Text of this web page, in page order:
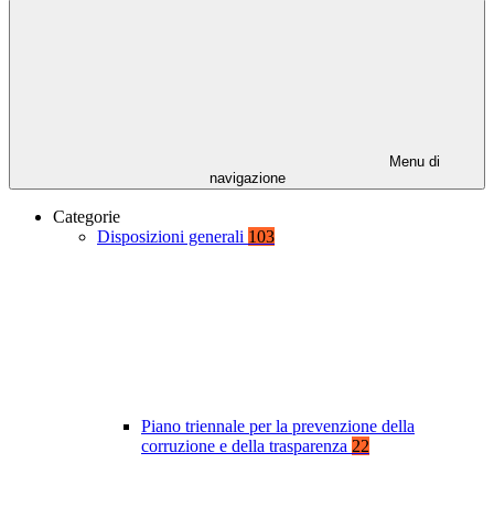
Menu di
navigazione
Categorie
Disposizioni generali 103
Piano triennale per la prevenzione della
corruzione e della trasparenza 22